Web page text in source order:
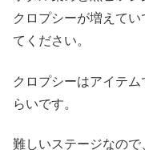
クロプシーが増えて
てください。
クロプシーはアイテ
らいです。
難しいステージなの